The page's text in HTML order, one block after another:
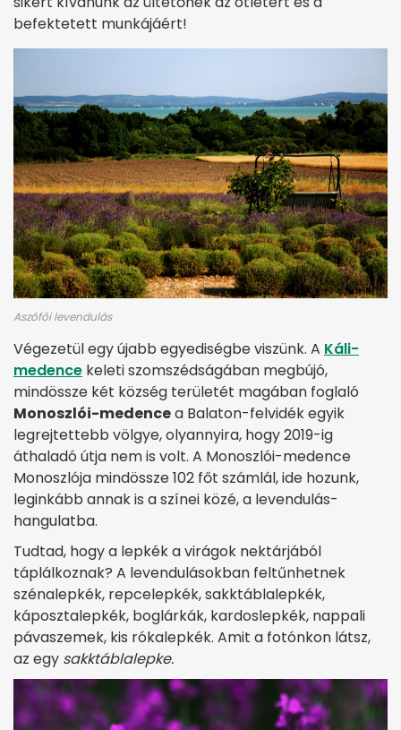
befektetett munkájáért!
Aszófői levendulás
Végezetül egy újabb egyediségbe viszünk. A Káli-
medence keleti szomszédságában megbújó,
mindössze két község területét magában foglaló
Monoszlói-medencea Balaton-felvidék egyik
legrejtettebb völgye, olyannyira, hogy 2019-ig
áthaladó útja nem is volt. A Monoszlói-medence
Monoszlója mindössze 102 főt számlál, ide hozunk,
leginkább annak is a színei közé, a levendulás-
hangulatba.
Tudtad, hogy a lepkék a virágok nektárjából
táplálkoznak? A levendulásokban feltűnhetnek
szénalepkék, repcelepkék, sakktáblalepkék,
káposztalepkék, boglárkák, kardoslepkék, nappali
pávaszemek, kis rókalepkék. Amit a fotónkon látsz,
az egy sakktáblalepke.